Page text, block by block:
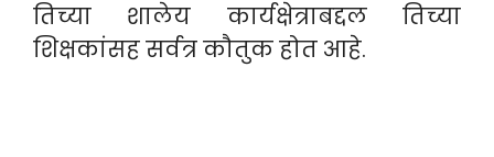
तिच्या शालेय कार्यक्षेत्राबद्दल तिच्या
शिक्षकांसह सर्वत्र कौतुक होत आहे.